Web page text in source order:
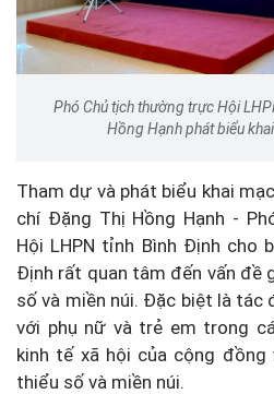
Phó Chủ tịch thường trực Hội
Hồng Hạnh phát biểu
Tham dự và phát biểu khai
chí Đặng Thị Hồng Hạnh -
Hội LHPN tỉnh Bình Định cho
Định rất quan tâm đến vấn đề
số và miền núi. Đặc biệt là tác
với phụ nữ và trẻ em trong
kinh tế xã hội của cộng
thiểu số và miền núi.